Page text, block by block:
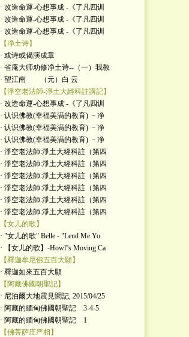
· 改造命運-心想事成 -《了凡四训
· 改造命運-心想事成 -《了凡四训
· 改造命運-心想事成 -《了凡四训
【净土诗】
· 或诗或偈演成章
· 省庵大师劝修净土诗--（一）我教
· 望江南 （元）白 云
【淨空老法師-淨土大經科註講記】
· 改造命運-心想事成 -《了凡四训
· 认识佛教(幸福美满的教育) －净
· 认识佛教(幸福美满的教育) －净
· 认识佛教(幸福美满的教育) －净
· 淨空老法師:淨土大經科註（第四
· 淨空老法師:淨土大經科註（第四
· 淨空老法師:淨土大經科註（第四
· 淨空老法師:淨土大經科註（第四
· 淨空老法師:淨土大經科註（第四
· 淨空老法師:淨土大經科註（第四
【女儿的歌】
· "女儿的歌" Belle - "Lend Me Yo
· 【女儿的歌】-Howl''s Moving Ca
【釋迦牟尼佛五百大願】
· 釋迦如來五百大願
【阿藏佛國朝聖記】
· 尼泊爾大地震見聞記, 2015/04/25
· 阿藏的緬甸佛國朝聖記 3-4-5
· 阿藏的緬甸佛國朝聖記 1
【佛菩萨庄严相】